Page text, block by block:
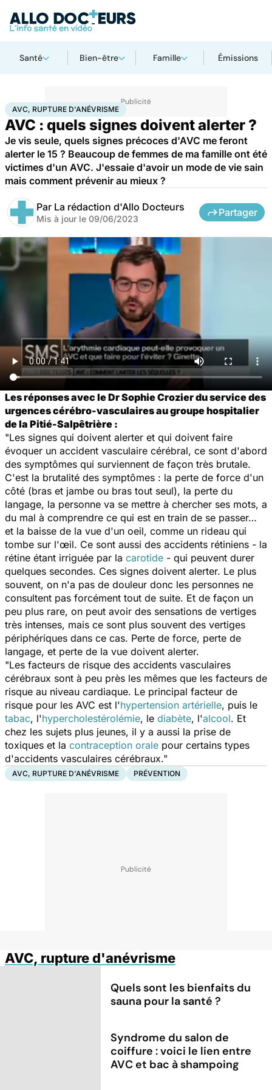
Santé Bien-être Famille Émissions
AccueilSantéMaladiesAVC, rupture d'anévrisme
AVC, RUPTURE D'ANÉVRISME
AVC : quels signes doivent alerter ?
Je vis seule, quels signes précoces d'AVC me feront
alerter le 15 ? Beaucoup de femmes de ma famille ont été
victimes d'un AVC. J'essaie d'avoir un mode de vie sain
mais comment prévenir au mieux ?
Par La rédaction d'Allo Docteurs
Mis à jour le 09/06/2023
Partager
Les réponses avec le Dr Sophie Crozier du service des
urgences cérébro-vasculaires au groupe hospitalier
de la Pitié-Salpêtrière :
"Les signes qui doivent alerter et qui doivent faire
évoquer un accident vasculaire cérébral, ce sont d'abord
des symptômes qui surviennent de façon très brutale.
C'est la brutalité des symptômes : la perte de force d'un
côté (bras et jambe ou bras tout seul), la perte du
langage, la personne va se mettre à chercher ses mots, a
du mal à comprendre ce qui est en train de se passer…
et la baisse de la vue d'un oeil, comme un rideau qui
tombe sur l'œil. Ce sont aussi des accidents rétiniens - la
rétine étant irriguée par la carotide - qui peuvent durer
quelques secondes. Ces signes doivent alerter. Le plus
souvent, on n'a pas de douleur donc les personnes ne
consultent pas forcément tout de suite. Et de façon un
peu plus rare, on peut avoir des sensations de vertiges
très intenses, mais ce sont plus souvent des vertiges
périphériques dans ce cas. Perte de force, perte de
langage, et perte de la vue doivent alerter.
"Les facteurs de risque des accidents vasculaires
cérébraux sont à peu près les mêmes que les facteurs de
risque au niveau cardiaque. Le principal facteur de
risque pour les AVC est l'hypertension artérielle, puis le
tabac, l'hypercholestérolémie, le diabète, l'alcool. Et
chez les sujets plus jeunes, il y a aussi la prise de
toxiques et la contraception orale pour certains types
d'accidents vasculaires cérébraux."
AVC, RUPTURE D'ANÉVRISME PRÉVENTION
AVC, rupture d'anévrisme
Quels sont les bienfaits du
sauna pour la santé ?
Syndrome du salon de
coiffure : voici le lien entre
AVC et bac à shampoing